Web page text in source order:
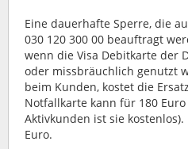
Eine dauerhafte Sperre, die
030 120 300 00 beauftragt
wenn die Visa Debitkarte der
oder missbräuchlich genutzt
beim Kunden, kostet die
Notfallkarte kann für 180
Aktivkunden ist sie
Euro.